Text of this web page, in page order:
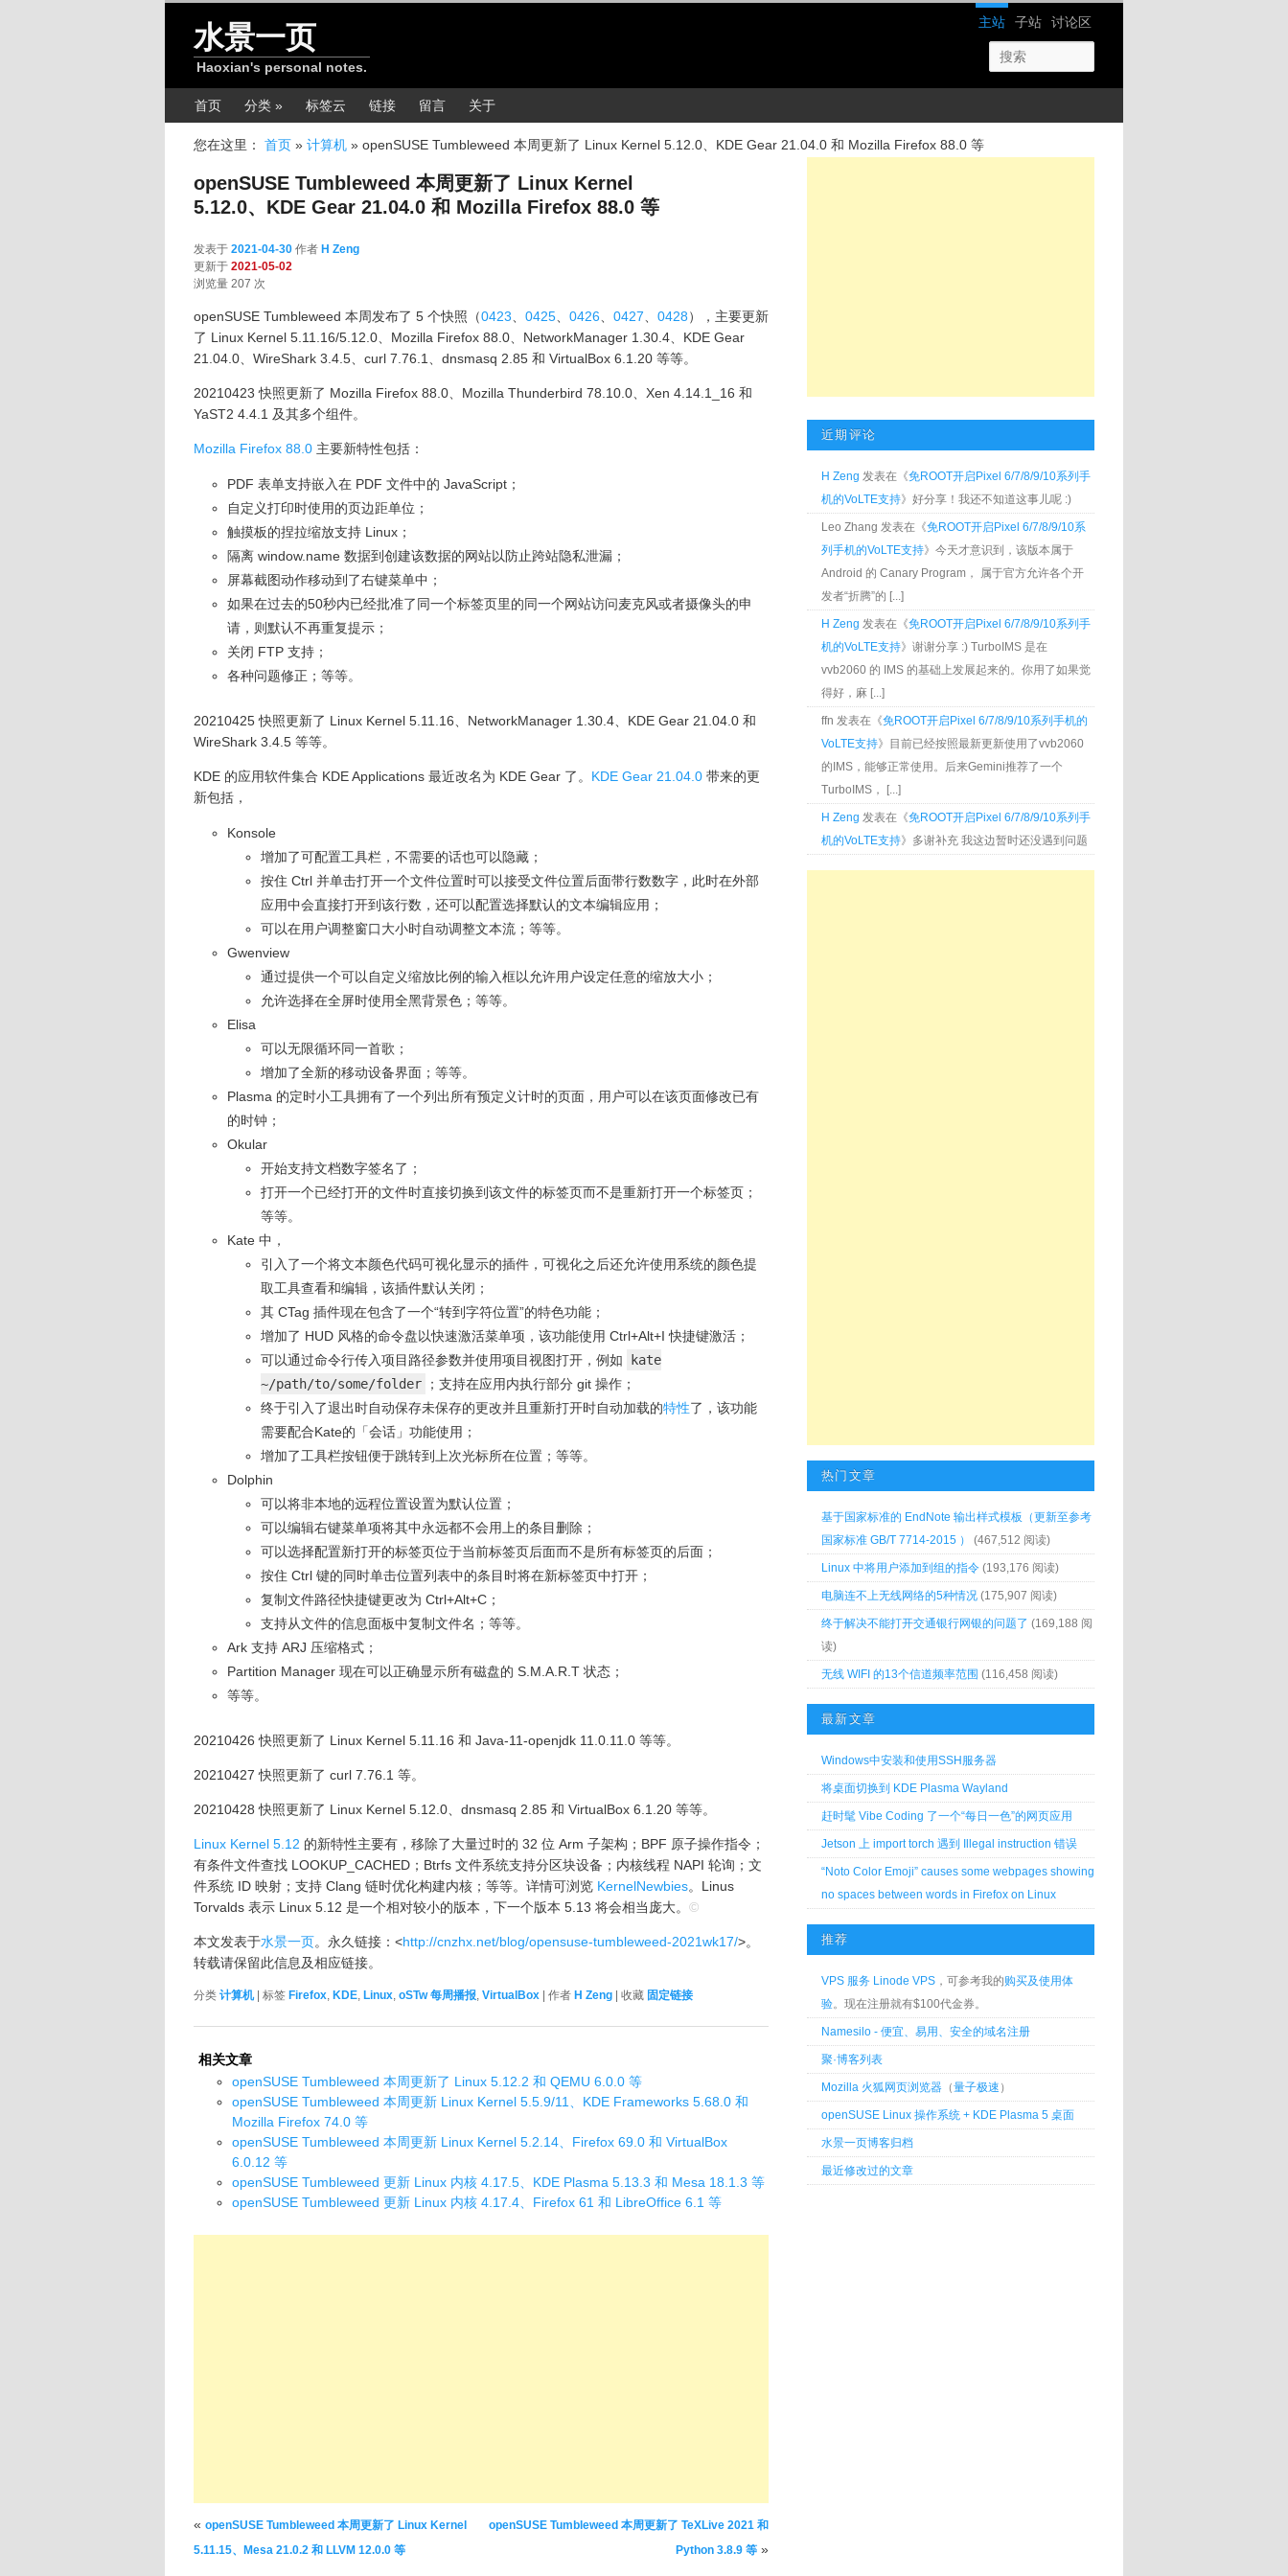
网站导航
主站 子站 讨论区
水景一页
Haoxian's personal notes.
主菜单首页 分类 » 标签云 链接 留言 关于
您在这里： 首页 » 计算机 » openSUSE Tumbleweed 本周更新了 Linux Kernel 5.12.0、KDE Gear 21.04.0 和 Mozilla Firefox 88.0 等
openSUSE Tumbleweed 本周更新了 Linux Kernel
5.12.0、KDE Gear 21.04.0 和 Mozilla Firefox 88.0 等
发表于 2021-04-30 作者 H Zeng
更新于 2021-05-02
浏览量 207 次
openSUSE Tumbleweed 本周发布了 5 个快照（0423、 0425、 0426、 0427、 0428），主要更新
了 Linux Kernel 5.11.16/5.12.0、Mozilla Firefox 88.0、NetworkManager 1.30.4、KDE Gear
21.04.0、WireShark 3.4.5、curl 7.76.1、dnsmasq 2.85 和 VirtualBox 6.1.20 等等。
20210423 快照更新了 Mozilla Firefox 88.0、Mozilla Thunderbird 78.10.0、Xen 4.14.1_16 和
YaST2 4.4.1 及其多个组件。
Mozilla Firefox 88.0 主要新特性包括：
PDF 表单支持嵌入在 PDF 文件中的 JavaScript；
自定义打印时使用的页边距单位；
触摸板的捏拉缩放支持 Linux；
隔离 window.name 数据到创建该数据的网站以防止跨站隐私泄漏；
屏幕截图动作移动到了右键菜单中；
如果在过去的50秒内已经批准了同一个标签页里的同一个网站访问麦克风或者摄像头的申
请，则默认不再重复提示；
关闭 FTP 支持；
各种问题修正；等等。
20210425 快照更新了 Linux Kernel 5.11.16、NetworkManager 1.30.4、KDE Gear 21.04.0 和
WireShark 3.4.5 等等。
KDE 的应用软件集合 KDE Applications 最近改名为 KDE Gear 了。 KDE Gear 21.04.0 带来的更
新包括，
Konsole
增加了可配置工具栏，不需要的话也可以隐藏；
按住 Ctrl 并单击打开一个文件位置时可以接受文件位置后面带行数数字，此时在外部
应用中会直接打开到该行数，还可以配置选择默认的文本编辑应用；
可以在用户调整窗口大小时自动调整文本流；等等。
Gwenview
通过提供一个可以自定义缩放比例的输入框以允许用户设定任意的缩放大小；
允许选择在全屏时使用全黑背景色；等等。
Elisa
可以无限循环同一首歌；
增加了全新的移动设备界面；等等。
Plasma 的定时小工具拥有了一个列出所有预定义计时的页面，用户可以在该页面修改已有
的时钟；
Okular
开始支持文档数字签名了；
打开一个已经打开的文件时直接切换到该文件的标签页而不是重新打开一个标签页；
等等。
Kate 中，
引入了一个将文本颜色代码可视化显示的插件，可视化之后还允许使用系统的颜色提
取工具查看和编辑，该插件默认关闭；
其 CTag 插件现在包含了一个“转到字符位置”的特色功能；
增加了 HUD 风格的命令盘以快速激活菜单项，该功能使用 Ctrl+Alt+I 快捷键激活；
可以通过命令行传入项目路径参数并使用项目视图打开，例如
kate
~/path/to/some/folder
；支持在应用内执行部分 git 操作；
终于引入了退出时自动保存未保存的更改并且重新打开时自动加载的特性了，该功能
需要配合Kate的「会话」功能使用；
增加了工具栏按钮便于跳转到上次光标所在位置；等等。
Dolphin
可以将非本地的远程位置设置为默认位置；
可以编辑右键菜单项将其中永远都不会用上的条目删除；
可以选择配置新打开的标签页位于当前标签页后面而不是所有标签页的后面；
按住 Ctrl 键的同时单击位置列表中的条目时将在新标签页中打开；
复制文件路径快捷键更改为 Ctrl+Alt+C；
支持从文件的信息面板中复制文件名；等等。
Ark 支持 ARJ 压缩格式；
Partition Manager 现在可以正确显示所有磁盘的 S.M.A.R.T 状态；
等等。
20210426 快照更新了 Linux Kernel 5.11.16 和 Java-11-openjdk 11.0.11.0 等等。
20210427 快照更新了 curl 7.76.1 等。
20210428 快照更新了 Linux Kernel 5.12.0、dnsmasq 2.85 和 VirtualBox 6.1.20 等等。
Linux Kernel 5.12 的新特性主要有，移除了大量过时的 32 位 Arm 子架构；BPF 原子操作指令；
有条件文件查找 LOOKUP_CACHED；Btrfs 文件系统支持分区块设备；内核线程 NAPI 轮询；文
件系统 ID 映射；支持 Clang 链时优化构建内核；等等。详情可浏览 KernelNewbies。Linus
Torvalds 表示 Linux 5.12 是一个相对较小的版本，下一个版本 5.13 将会相当庞大。 ©
本文发表于水景一页。永久链接：<http://cnzhx.net/blog/opensuse-tumbleweed-2021wk17/>。
转载请保留此信息及相应链接。
分类 计算机| 标签 Firefox, KDE, Linux, oSTw 每周播报, VirtualBox | 作者 H Zeng | 收藏 固定链接
相关文章
openSUSE Tumbleweed 本周更新了 Linux 5.12.2 和 QEMU 6.0.0 等
openSUSE Tumbleweed 本周更新 Linux Kernel 5.5.9/11、KDE Frameworks 5.68.0 和
Mozilla Firefox 74.0 等
openSUSE Tumbleweed 本周更新 Linux Kernel 5.2.14、Firefox 69.0 和 VirtualBox
6.0.12 等
openSUSE Tumbleweed 更新 Linux 内核 4.17.5、KDE Plasma 5.13.3 和 Mesa 18.1.3 等
openSUSE Tumbleweed 更新 Linux 内核 4.17.4、Firefox 61 和 LibreOffice 6.1 等
文章导航
« openSUSE Tumbleweed 本周更新了 Linux Kernel
5.11.15、Mesa 21.0.2 和 LLVM 12.0.0 等
openSUSE Tumbleweed 本周更新了 TeXLive 2021 和
Python 3.8.9 等 »
近期评论
H Zeng 发表在《免ROOT开启Pixel 6/7/8/9/10系列手
机的VoLTE支持》好分享！我还不知道这事儿呢 :)
Leo Zhang 发表在《免ROOT开启Pixel 6/7/8/9/10系
列手机的VoLTE支持》今天才意识到，该版本属于
Android 的 Canary Program， 属于官方允许各个开
发者“折腾”的 [...]
H Zeng 发表在《免ROOT开启Pixel 6/7/8/9/10系列手
机的VoLTE支持》谢谢分享 :) TurboIMS 是在
vvb2060 的 IMS 的基础上发展起来的。你用了如果觉
得好，麻 [...]
ffn 发表在《免ROOT开启Pixel 6/7/8/9/10系列手机的
VoLTE支持》目前已经按照最新更新使用了vvb2060
的IMS，能够正常使用。后来Gemini推荐了一个
TurboIMS， [...]
H Zeng 发表在《免ROOT开启Pixel 6/7/8/9/10系列手
机的VoLTE支持》多谢补充 我这边暂时还没遇到问题
热门文章
基于国家标准的 EndNote 输出样式模板（更新至参考
国家标准 GB/T 7714-2015 ）
(467,512 阅读)
Linux 中将用户添加到组的指令 (193,176 阅读)
电脑连不上无线网络的5种情况 (175,907 阅读)
终于解决不能打开交通银行网银的问题了 (169,188 阅
读)
无线 WIFI 的13个信道频率范围 (116,458 阅读)
最新文章
Windows中安装和使用SSH服务器
将桌面切换到 KDE Plasma Wayland
赶时髦 Vibe Coding 了一个“每日一色”的网页应用
Jetson 上 import torch 遇到 Illegal instruction 错误
“Noto Color Emoji” causes some webpages showing
no spaces between words in Firefox on Linux
推荐
VPS 服务 Linode VPS ，可参考我的购买及使用体
验。现在注册就有$100代金券。
Namesilo - 便宜、易用、安全的域名注册
聚·博客列表
Mozilla 火狐网页浏览器 （量子极速 ）
openSUSE Linux 操作系统 + KDE Plasma 5 桌面
水景一页博客归档
最近修改过的文章